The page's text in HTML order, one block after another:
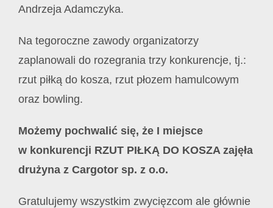
Andrzeja Adamczyka.
Na tegoroczne zawody organizatorzy
zaplanowali do rozegrania trzy konkurencje, tj.:
rzut piłką do kosza, rzut płozem hamulcowym
oraz bowling.
Możemy pochwalić się, że I miejsce
w konkurencji RZUT PIŁKĄ DO KOSZA zajęła
drużyna z Cargotor sp. z o.o.
Gratulujemy wszystkim zwycięzcom ale głównie